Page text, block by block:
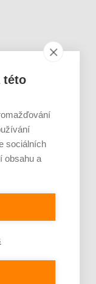
této
sociálních
obsahu a